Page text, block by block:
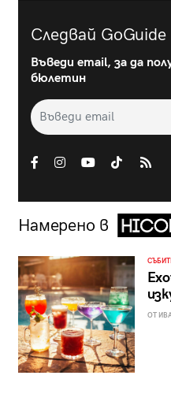
Следвай GoGuide
Въведи email, за да
бюлетин
Намерено в
ОТ